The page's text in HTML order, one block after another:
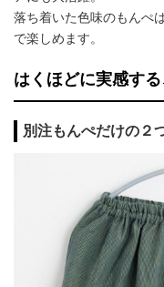
落ち着いた色味のもんぺ
で楽しめます。
はくほどに実感する
別注もんぺだけの２